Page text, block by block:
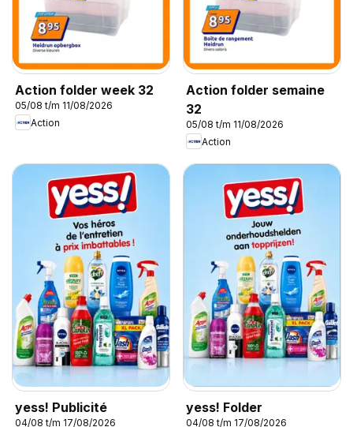
Action folder week 32
05/08 t/m 11/08/2026
Action
Action folder semaine
32
05/08 t/m 11/08/2026
Action
yess! Publicité
04/08 t/m 17/08/2026
yess! Folder
04/08 t/m 17/08/2026